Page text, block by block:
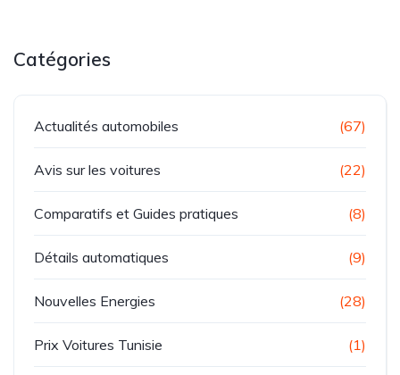
Catégories
Actualités automobiles (67)
Avis sur les voitures (22)
Comparatifs et Guides pratiques (8)
Détails automatiques (9)
Nouvelles Energies (28)
Prix Voitures Tunisie (1)